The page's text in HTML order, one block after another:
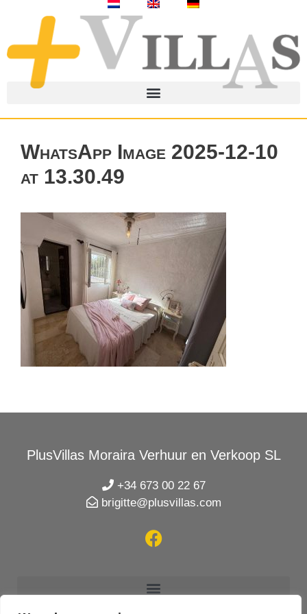
WhatsApp Image 2025-12-10
at 13.30.49
PlusVillas Moraira Verhuur en Verkoop SL
+34 673 00 22 67
brigitte@plusvillas.com